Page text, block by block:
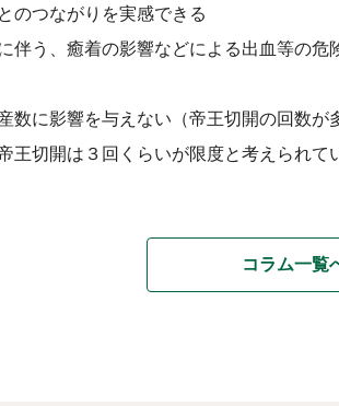
のつながりを実感できる
伴う、癒着の影響などによる出血等の
数に影響を与えない（帝王切開の回数
王切開は３回くらいが限度と考えられて
コラム一覧